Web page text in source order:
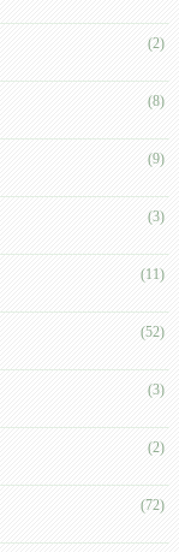
(2)
(8)
(9)
(3)
(11)
(52)
(3)
(2)
(72)